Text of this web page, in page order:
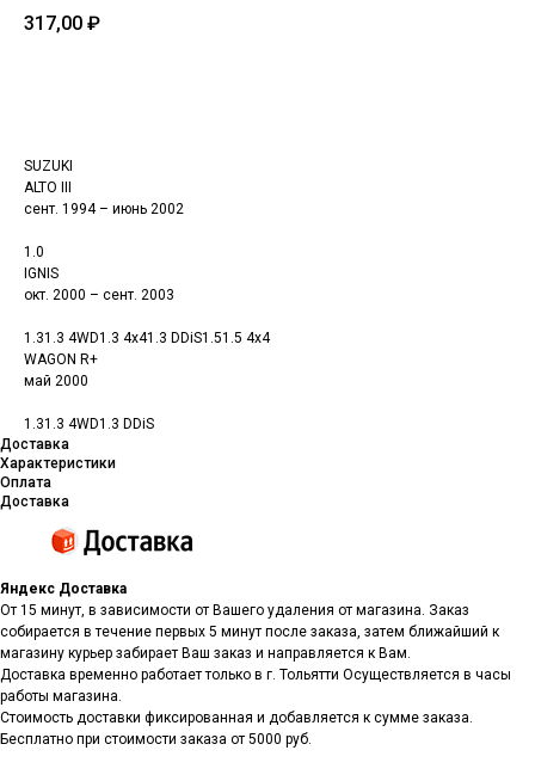
317,00 ₽
SUZUKI
ALTO III
сент. 1994 – июнь 2002
1.0
IGNIS
окт. 2000 – сент. 2003
1.31.3 4WD1.3 4x41.3 DDiS1.51.5 4x4
WAGON R+
май 2000
1.31.3 4WD1.3 DDiS
Доставка
Характеристики
Оплата
Доставка
Яндекс Доставка
От 15 минут, в зависимости от Вашего удаления от магазина. Заказ
собирается в течение первых 5 минут после заказа, затем ближайший к
магазину курьер забирает Ваш заказ и направляется к Вам.
Доставка временно работает только в г. Тольятти Осуществляется в часы
работы магазина.
Стоимость доставки фиксированная и добавляется к сумме заказа.
Бесплатно при стоимости заказа от 5000 руб.